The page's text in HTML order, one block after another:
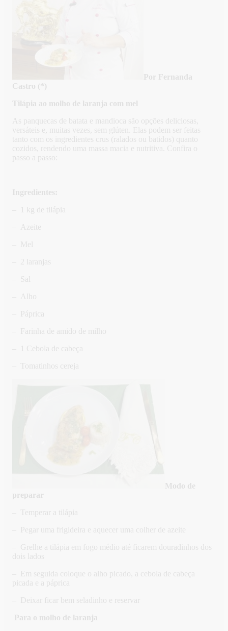
Por Fernanda
Castro (*)
Tilápia ao molho de laranja com mel
As panquecas de batata e mandioca são opções deliciosas,
versáteis e, muitas vezes, sem glúten. Elas podem ser feitas
tanto com os ingredientes crus (ralados ou batidos) quanto
cozidos, rendendo uma massa macia e nutritiva. Confira o
passo a passo:
Ingredientes:
– 1 kg de tilápia
– Azeite
– Mel
– 2 laranjas
– Sal
– Alho
– Páprica
– Farinha de amido de milho
– 1 Cebola de cabeça
– Tomatinhos cereja
Modo de
preparar
– Temperar a tilápia
– Pegar uma frigideira e aquecer uma colher de azeite
– Grelhe a tilápia em fogo médio até ficarem douradinhos dos
dois lados
– Em seguida coloque o alho picado, a cebola de cabeça
picada e a páprica
– Deixar ficar bem seladinho e reservar
Para o molho de laranja